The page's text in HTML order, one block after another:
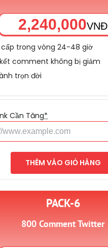
2,240,000VNĐ
trong vòng 24-48 giờ
comment không bị giảm
trọn đời
Cần Tăng*
THÊM VÀO GIỎ HÀNG
PACK-6
800 Comment Twitter